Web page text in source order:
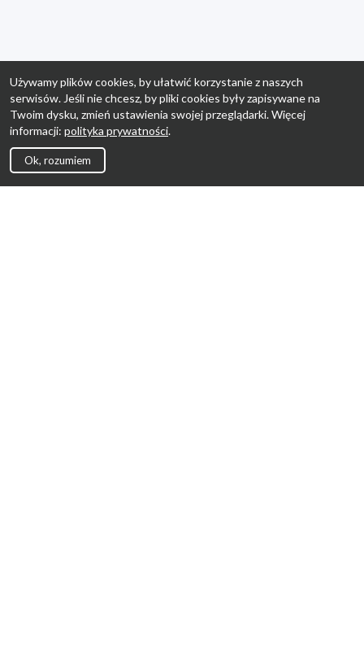
Używamy plików cookies, by ułatwić korzystanie z naszych
serwisów. Jeśli nie chcesz, by pliki cookies były zapisywane na
Twoim dysku, zmień ustawienia swojej przeglądarki. Więcej
informacji: polityka prywatności.
Ok, rozumiem